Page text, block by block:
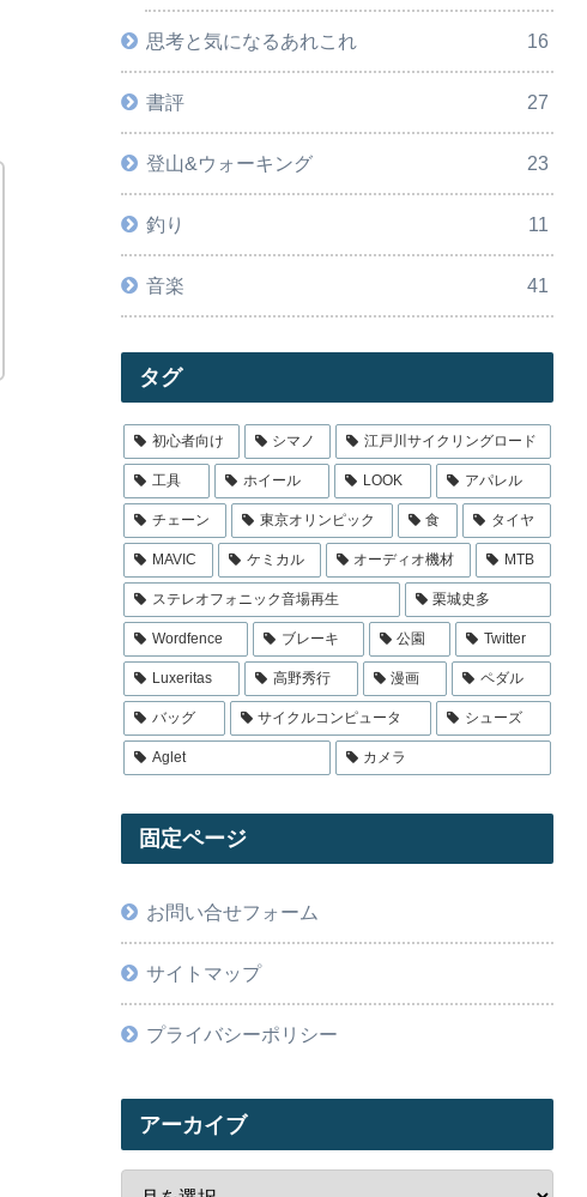
思考と気になるあれこれ 16
書評 27
登山&ウォーキング 23
釣り 11
音楽 41
タグ
初心者向け シマノ 江戸川サイクリングロード
工具 ホイール LOOK アパレル
チェーン 東京オリンピック 食 タイヤ
MAVIC ケミカル オーディオ機材 MTB
ステレオフォニック音場再生 栗城史多
Wordfence ブレーキ 公園 Twitter
Luxeritas 高野秀行 漫画 ペダル
バッグ サイクルコンピュータ シューズ
Aglet カメラ
固定ページ
お問い合せフォーム
サイトマップ
プライバシーポリシー
アーカイブ